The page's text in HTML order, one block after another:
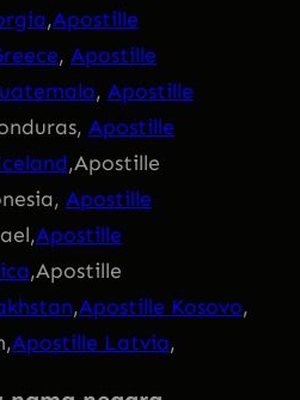
,Apostille
, Apostille
, Apostille
Apostille
,Apostille
Apostille
Apostille
,Apostille
,Apostille Kosovo,
Apostille Latvia,